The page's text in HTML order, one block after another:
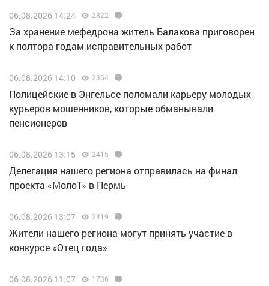
06.08.2026 14:24 2822
За хранение мефедрона житель Балакова приговорен
к полтора годам исправительных работ
06.08.2026 14:10 2364
Полицейские в Энгельсе поломали карьеру молодых
курьеров мошенников, которые обманывали
пенсионеров
06.08.2026 13:15 2415
Делегация нашего региона отправилась на финал
проекта «МолоТ» в Пермь
06.08.2026 13:07 2419
Жители нашего региона могут принять участие в
конкурсе «Отец года»
06.08.2026 11:07 1736